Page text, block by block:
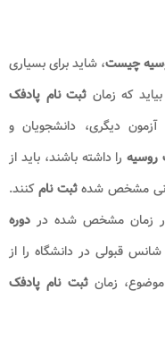
چیست، شاید برای بسیاری
که زمان ثبت نام پادفک
دیگری، دانشجویان و
روسیهرا داشته باشند، باید از
مشخص شدهثبت نامکنند.
در زمان مشخص شده دردوره
قبولی در دانشگاه را از
زمانثبت نام پادفک